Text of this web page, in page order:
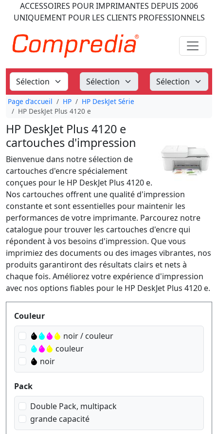
ACCESSOIRES POUR IMPRIMANTES DEPUIS 2006
UNIQUEMENT POUR LES CLIENTS PROFESSIONNELS
Page d'accueil HP
HP DeskJet Série
HP DeskJet Plus 4120 e
HP DeskJet Plus 4120 e
cartouches d'impression
Bienvenue dans notre sélection de
cartouches d'encre spécialement
conçues pour le HP DeskJet Plus 4120 e.
Nos cartouches offrent une qualité d'impression
constante et sont essentielles pour maintenir les
performances de votre imprimante. Parcourez notre
catalogue pour trouver les cartouches d'encre qui
répondent à vos besoins d'impression. Que vous
imprimiez des documents ou des images vibrantes, nos
produits garantiront des résultats clairs et nets à
chaque fois. Améliorez votre expérience d'impression
avec nos options fiables pour le HP DeskJet Plus 4120 e.
Produktfilter
Couleur
noir / couleur
couleur
noir
Pack
Double Pack, multipack
grande capacité